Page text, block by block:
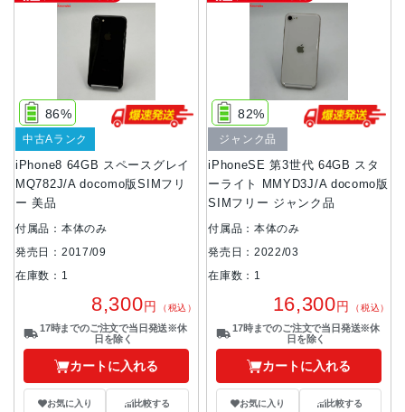
iPhone8 64GB スペースグレイ
MQ782J/A docomo版SIMフリ
ー 美品
86%
中古Aランク
付属品：本体のみ
発売日：2017/09
在庫数：1
8,300円 （税込）
17時までのご注文で当日発送※休
日を除く
カートに入れる
お気に入り 比較する
iPhoneSE 第3世代 64GB スタ
ーライト MMYD3J/A docomo版
SIMフリー ジャンク品
82%
ジャンク品
付属品：本体のみ
発売日：2022/03
在庫数：1
16,300円 （税込）
17時までのご注文で当日発送※休
日を除く
カートに入れる
お気に入り 比較する